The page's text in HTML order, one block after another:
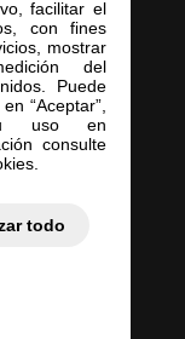
facilitar el
con fines
mostrar
del
Puede
“Aceptar”,
uso en
consulte
todo